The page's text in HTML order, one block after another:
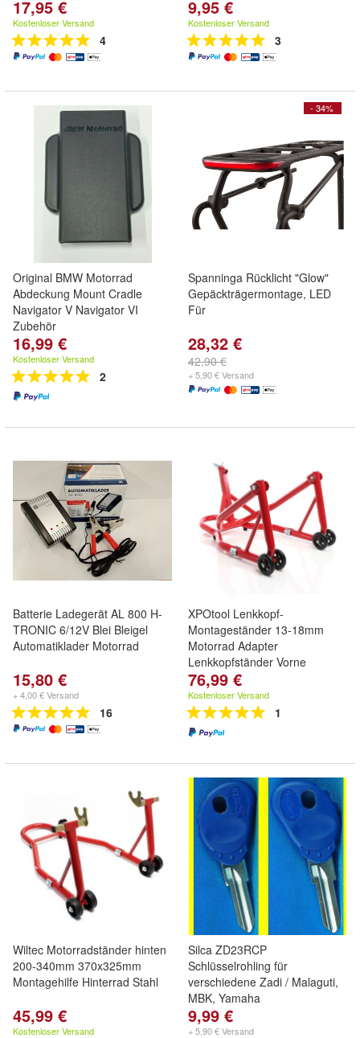
17,95 €
Kostenloser Versand
4
9,95 €
Kostenloser Versand
3
Original BMW Motorrad
Abdeckung Mount Cradle
Navigator V Navigator VI
Zubehör
16,99 €
Kostenloser Versand
2
- 34%
Spanninga Rücklicht "Glow"
Gepäckträgermontage, LED
Für
28,32 €
42,90 €
+ 5,90 € Versand
Batterie Ladegerät AL 800 H-
TRONIC 6/12V Blei Bleigel
Automatiklader Motorrad
15,80 €
+ 4,00 € Versand
16
XPOtool Lenkkopf-
Montageständer 13-18mm
Motorrad Adapter
Lenkkopfständer Vorne
76,99 €
Kostenloser Versand
1
Wiltec Motorradständer hinten
200-340mm 370x325mm
Montagehilfe Hinterrad Stahl
45,99 €
Kostenloser Versand
Silca ZD23RCP
Schlüsselrohling für
verschiedene Zadi / Malaguti,
MBK, Yamaha
9,99 €
+ 5,90 € Versand